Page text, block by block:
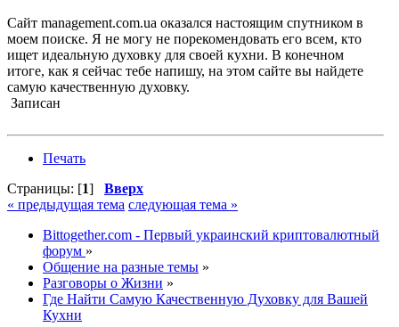
Сайт management.com.ua оказался настоящим спутником в
моем поиске. Я не могу не порекомендовать его всем, кто
ищет идеальную духовку для своей кухни. В конечном
итоге, как я сейчас тебе напишу, на этом сайте вы найдете
самую качественную духовку.
Записан
Печать
Страницы: [1] Вверх
« предыдущая тема следующая тема »
Bittogether.com - Первый украинский криптовалютный
форум »
Общение на разные темы »
Разговоры о Жизни »
Где Найти Самую Качественную Духовку для Вашей
Кухни